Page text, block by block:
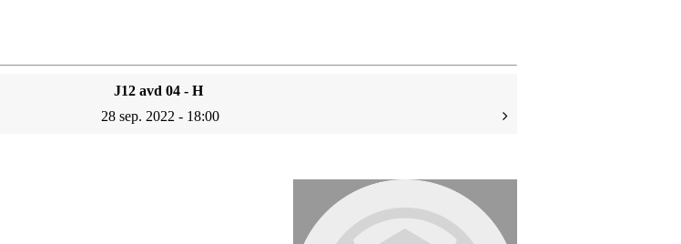
J12 avd 04 - H
28 sep. 2022 - 18:00